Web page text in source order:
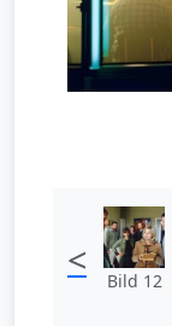
< Bild 12